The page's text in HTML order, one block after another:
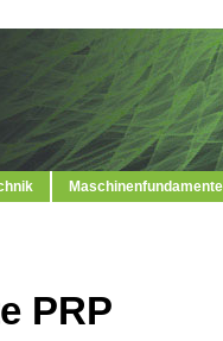
Maschinenfundamente
PRP